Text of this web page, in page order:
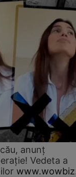
anunț
Vedeta a